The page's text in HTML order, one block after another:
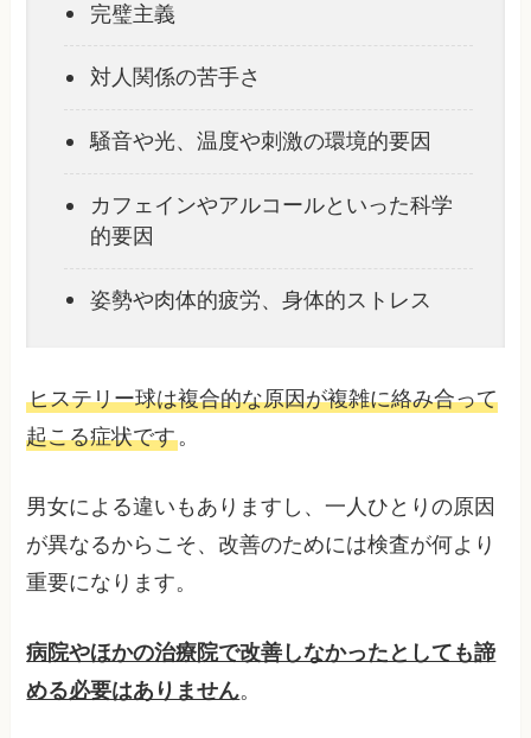
完璧主義
対人関係の苦手さ
騒音や光、温度や刺激の環境的要因
カフェインやアルコールといった科学
的要因
姿勢や肉体的疲労、身体的ストレス
ヒステリー球は複合的な原因が複雑に絡み合って
起こる症状です。
男女による違いもありますし、一人ひとりの原因
が異なるからこそ、改善のためには検査が何より
重要になります。
病院やほかの治療院で改善しなかったとしても諦
める必要はありません。